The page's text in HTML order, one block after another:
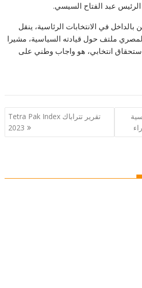
عبد الفتاح السيسي.
في الانتخابات الرئاسية، ينقل
ملتف حول قيادته السياسية، مشيرا
انتخابي، هو واجاب وطني على
تقرير تتراباك Tetra Pak Index
2023